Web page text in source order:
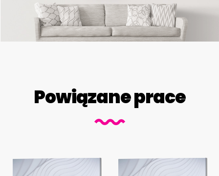
Powiązane prace